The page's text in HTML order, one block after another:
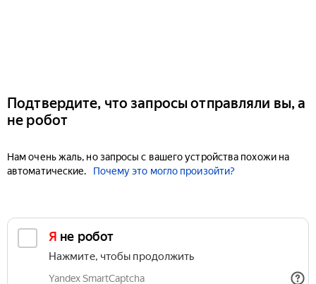
Подтвердите, что запросы отправляли вы, а
не робот
Нам очень жаль, но запросы с вашего устройства похожи на
автоматические.
Почему это могло произойти?
Я не робот
Нажмите, чтобы продолжить
Yandex SmartCaptcha